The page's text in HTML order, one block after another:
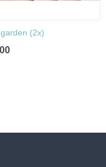
(2x)